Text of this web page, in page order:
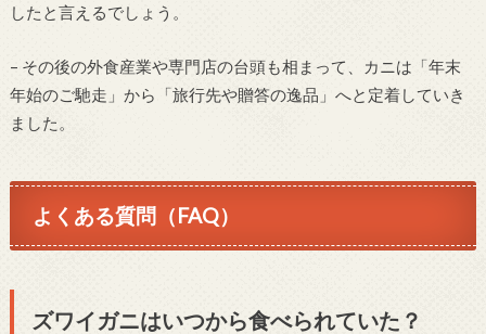
したと言えるでしょう。
– その後の外食産業や専門店の台頭も相まって、カニは「年末
年始のご馳走」から「旅行先や贈答の逸品」へと定着していき
ました。
よくある質問（FAQ）
ズワイガニはいつから食べられていた？